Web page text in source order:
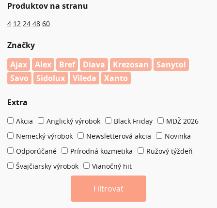
Produktov na stranu
4 12 24 48 60
Značky
Ajax
Alex Bref Diava Krezosan
Sanytol
Savo
Sidolux Vileda Xanto
Extra
Akcia Anglický výrobok Black Friday
MDŽ 2026
Nemecký výrobok
Newsletterová akcia
Novinka
Odporúčané
Prírodná kozmetika
Ružový týždeň
Švajčiarsky výrobok
Vianočný hit